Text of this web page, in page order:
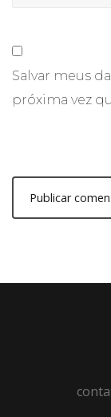
Salvar meus
próxima vez